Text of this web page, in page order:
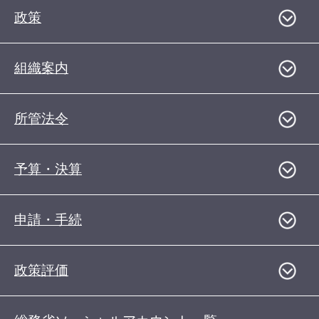
政策
組織案内
所管法令
予算・決算
申請・手続
政策評価